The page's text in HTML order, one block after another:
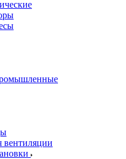
вентиляции